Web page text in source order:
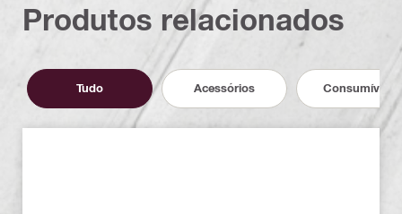
Produtos relacionados
Tudo Acessórios Consumíveis